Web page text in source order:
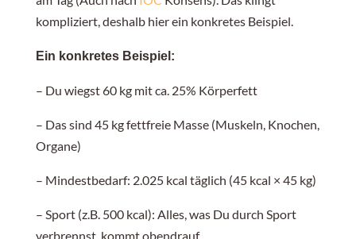
kompliziert, deshalb hier ein konkretes Beispiel.
Ein konkretes Beispiel:
– Du wiegst 60 kg mit ca. 25% Körperfett
– Das sind 45 kg fettfreie Masse (Muskeln, Knochen,
Organe)
– Mindestbedarf: 2.025 kcal täglich (45 kcal × 45 kg)
– Sport (z.B. 500 kcal): Alles, was Du durch Sport
verbrennst, kommt obendrauf.